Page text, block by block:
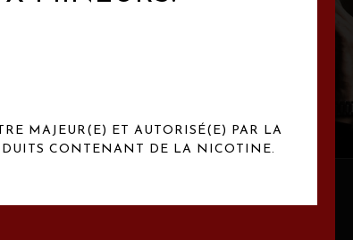
MAJEUR(E) ET AUTORISÉ(E) PAR LA
CONTENANT DE LA NICOTINE.